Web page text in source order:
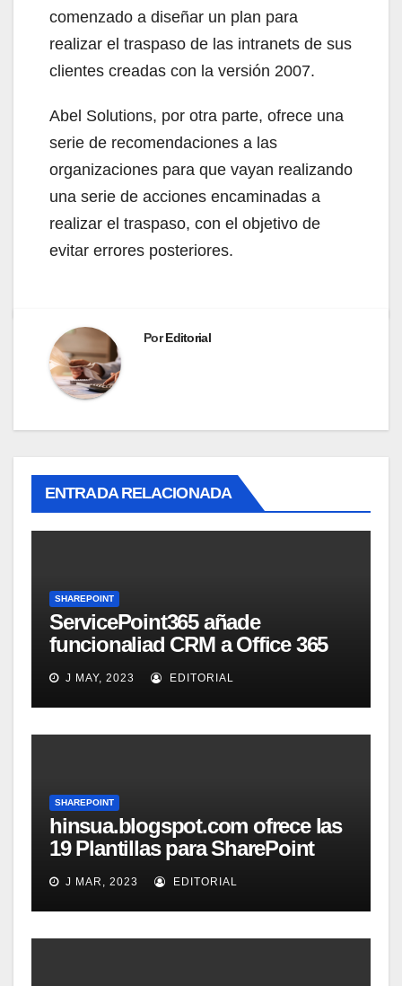
comenzado a diseñar un plan para
realizar el traspaso de las intranets de sus
clientes creadas con la versión 2007.
Abel Solutions, por otra parte, ofrece una
serie de recomendaciones a las
organizaciones para que vayan realizando
una serie de acciones encaminadas a
realizar el traspaso, con el objetivo de
evitar errores posteriores.
PorEditorial
ENTRADA RELACIONADA
SHAREPOINT
ServicePoint365 añade
funcionaliad CRM a Office 365
SharePoint
J MAY, 2023 EDITORIAL
SHAREPOINT
hinsua.blogspot.com ofrece las
19 Plantillas para SharePoint
2010J MAR, 2023 EDITORIAL